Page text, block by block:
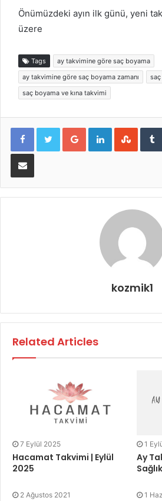
Önümüzdeki ayın ilk günü, yeni
üzere
Tags
ay takvimine göre saç boyama
ay takvimine göre saç boyama zamanı
saç boyama ve kına takvimi
Google+LinkedIn
E-Posta ile paylaş
kozmik1
Related Articles
7 Eylül 2025
Hacamat Takvimi | Eylül
2025
1
Ay
2 Ağustos 2021 1